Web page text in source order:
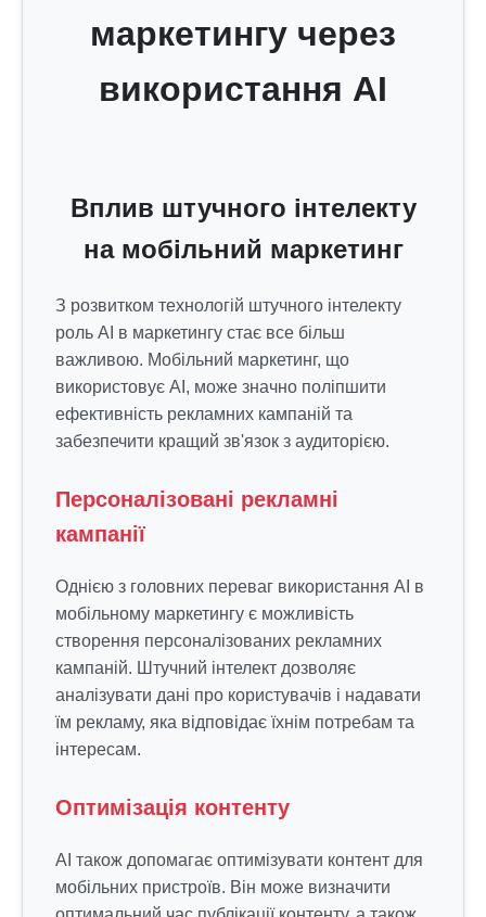
маркетингу через
використання AI
Вплив штучного інтелекту
на мобільний маркетинг
З розвитком технологій штучного інтелекту
роль AI в маркетингу стає все більш
важливою. Мобільний маркетинг, що
використовує AI, може значно поліпшити
ефективність рекламних кампаній та
забезпечити кращий зв'язок з аудиторією.
Персоналізовані рекламні
кампанії
Однією з головних переваг використання AI в
мобільному маркетингу є можливість
створення персоналізованих рекламних
кампаній. Штучний інтелект дозволяє
аналізувати дані про користувачів і надавати
їм рекламу, яка відповідає їхнім потребам та
інтересам.
Оптимізація контенту
AI також допомагає оптимізувати контент для
мобільних пристроїв. Він може визначити